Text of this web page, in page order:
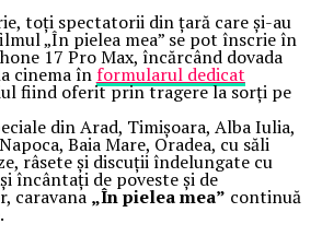
toți spectatorii din țară care și-au
„În pielea mea” se pot înscrie în
17 Pro Max, încărcând dovada
cinema înformularul dedicat
fiind oferit prin tragere la sorți pe
din Arad, Timișoara, Alba Iulia,
Baia Mare, Oradea, cu săli
râsete și discuții îndelungate cu
încântați de poveste și de
caravana „În pielea mea” continuă